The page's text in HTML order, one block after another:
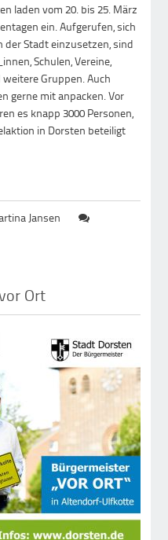
laden vom 20. bis 25. März
ein. Aufgerufen, sich
der Stadt einzusetzen, sind
Schulen, Vereine,
Gruppen. Auch
gerne mit anpacken. Vor
es knapp 3000 Personen,
in Dorsten beteiligt
Jansen
Ort